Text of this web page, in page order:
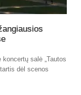
salė „Tautos
dėl scenos